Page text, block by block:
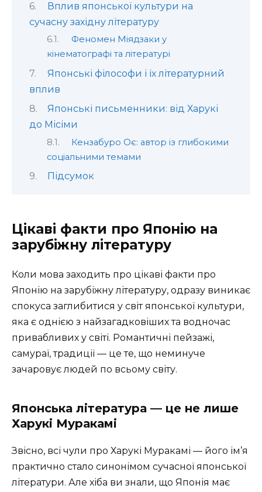
Вплив японської культури на
сучасну західну літературу
Феномен Міядзаки у
кінематографі та літературі
Японські філософи і їх літературний
вплив
Японські письменники: від Харукі
до Місіми
Кензабуро Оє: автор із глибокими
соціальними темами
Підсумок
Цікаві факти про Японію на
зарубіжну літературу
Коли мова заходить про цікаві факти про
Японію на зарубіжну літературу, одразу виникає
спокуса заглибитися у світ японської культури,
яка є однією з найзагадковіших та водночас
привабливих у світі. Романтичні пейзажі,
самураї, традиції — це те, що неминуче
зачаровує людей по всьому світу.
Японська література — це не лише
Харукі Муракамі
Звісно, всі чули про Харукі Муракамі — його ім’я
практично стало синонімом сучасної японської
літератури. Але хіба ви знали, що Японія має